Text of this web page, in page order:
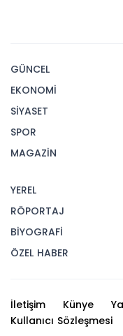
GÜNCEL
EKONOMİ
SİYASET
SPOR
MAGAZİN
YEREL
RÖPORTAJ
BİYOGRAFİ
ÖZEL HABER
İletişim Künye
Kullanıcı Sözleşmesi